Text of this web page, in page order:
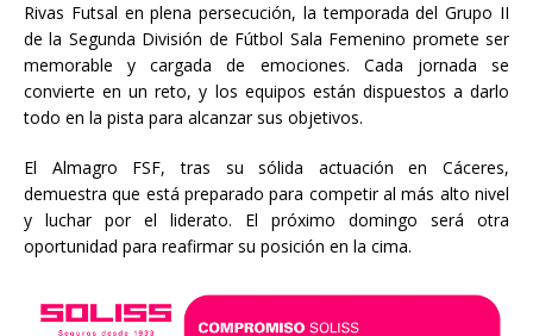
Rivas Futsal en plena persecución, la temporada del Grupo II
de la Segunda División de Fútbol Sala Femenino promete ser
memorable y cargada de emociones. Cada jornada se
convierte en un reto, y los equipos están dispuestos a darlo
todo en la pista para alcanzar sus objetivos.
El Almagro FSF, tras su sólida actuación en Cáceres,
demuestra que está preparado para competir al más alto nivel
y luchar por el liderato. El próximo domingo será otra
oportunidad para reafirmar su posición en la cima.